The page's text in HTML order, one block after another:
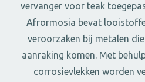
vervanger voor teak
Afrormosia bevat
veroorzaken bij metalen
aanraking komen. Met
corrosievlekken worden